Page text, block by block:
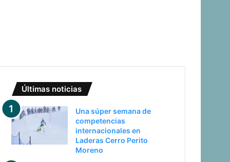
Últimas noticias
Una súper semana de
competencias
internacionales en
Laderas Cerro Perito
Moreno